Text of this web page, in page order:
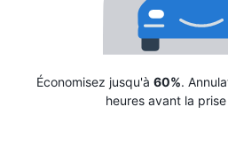
Économisez jusqu'à 60%.
heures avant la